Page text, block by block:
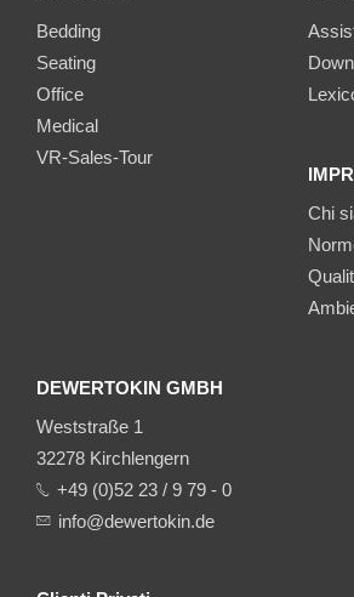
Bedding
Seating
Office
Medical
VR-Sales-Tour
Chi
DEWERTOKIN GMBH
Weststraße 1
32278 Kirchlengern
+49 (0)52 23 / 9 79 - 0
info@dewertokin.de